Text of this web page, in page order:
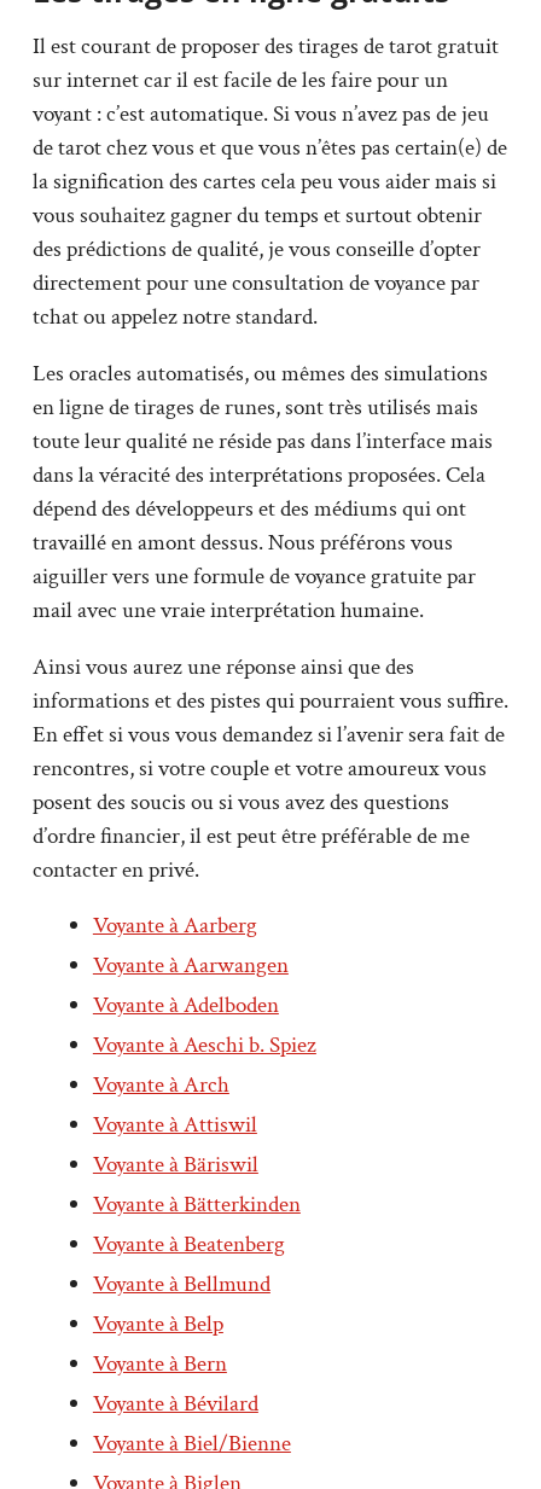
Il est courant de proposer des tirages de tarot gratuit
sur internet car il est facile de les faire pour un
voyant : c’est automatique. Si vous n’avez pas de jeu
de tarot chez vous et que vous n’êtes pas certain(e) de
la signification des cartes cela peu vous aider mais si
vous souhaitez gagner du temps et surtout obtenir
des prédictions de qualité, je vous conseille d’opter
directement pour une consultation de voyance par
tchat ou appelez notre standard.
Les oracles automatisés, ou mêmes des simulations
en ligne de tirages de runes, sont très utilisés mais
toute leur qualité ne réside pas dans l’interface mais
dans la véracité des interprétations proposées. Cela
dépend des développeurs et des médiums qui ont
travaillé en amont dessus. Nous préférons vous
aiguiller vers une formule de voyance gratuite par
mail avec une vraie interprétation humaine.
Ainsi vous aurez une réponse ainsi que des
informations et des pistes qui pourraient vous suffire.
En effet si vous vous demandez si l’avenir sera fait de
rencontres, si votre couple et votre amoureux vous
posent des soucis ou si vous avez des questions
d’ordre financier, il est peut être préférable de me
contacter en privé.
Voyante à Aarberg
Voyante à Aarwangen
Voyante à Adelboden
Voyante à Aeschi b. Spiez
Voyante à Arch
Voyante à Attiswil
Voyante à Bäriswil
Voyante à Bätterkinden
Voyante à Beatenberg
Voyante à Bellmund
Voyante à Belp
Voyante à Bern
Voyante à Bévilard
Voyante à Biel/Bienne